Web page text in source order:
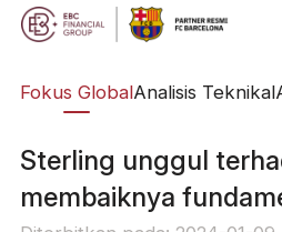
Fokus GlobalAnalisis Teknikal
Sterling unggul
membaiknya